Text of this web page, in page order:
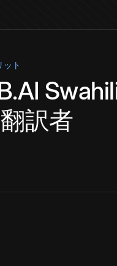
ト
翻訳者